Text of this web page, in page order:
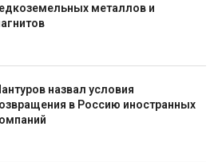
металлов и
назвал условия
в Россию иностранных